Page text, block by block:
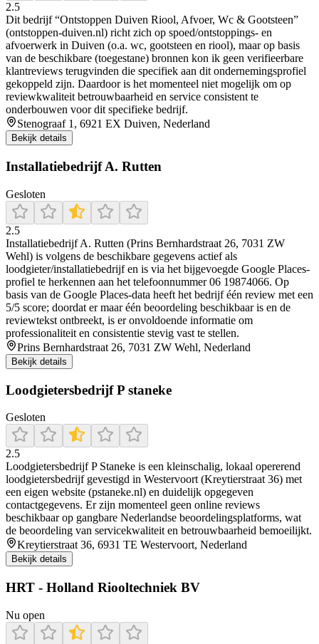
2.5
Dit bedrijf “Ontstoppen Duiven Riool, Afvoer, Wc & Gootsteen”
(ontstoppen-duiven.nl) richt zich op spoed/ontstoppings- en
afvoerwerk in Duiven (o.a. wc, gootsteen en riool), maar op basis
van de beschikbare (toegestane) bronnen kon ik geen verifieerbare
klantreviews terugvinden die specifiek aan dit ondernemingsprofiel
gekoppeld zijn. Daardoor is het momenteel niet mogelijk om op
reviewkwaliteit betrouwbaarheid en service consistent te
onderbouwen voor dit specifieke bedrijf.
Stenograaf 1, 6921 EX Duiven, Nederland
Bekijk details
Installatiebedrijf A. Rutten
Gesloten
2.5
Installatiebedrijf A. Rutten (Prins Bernhardstraat 26, 7031 ZW
Wehl) is volgens de beschikbare gegevens actief als
loodgieter/installatiebedrijf en is via het bijgevoegde Google Places-
profiel te herkennen aan het telefoonnummer 06 19874066. Op
basis van de Google Places-data heeft het bedrijf één review met een
5/5 score; doordat er maar één beoordeling beschikbaar is en de
reviewtekst ontbreekt, is er onvoldoende informatie om
professionaliteit en consistentie stevig vast te stellen.
Prins Bernhardstraat 26, 7031 ZW Wehl, Nederland
Bekijk details
Loodgietersbedrijf P staneke
Gesloten
2.5
Loodgietersbedrijf P Staneke is een kleinschalig, lokaal opererend
loodgietersbedrijf gevestigd in Westervoort (Kreytierstraat 36) met
een eigen website (pstaneke.nl) en duidelijk opgegeven
contactgegevens. Er zijn momenteel geen online reviews
beschikbaar op gangbare Nederlandse beoordelingsplatforms, wat
de beoordeling van servicekwaliteit en betrouwbaarheid bemoeilijkt.
Kreytierstraat 36, 6931 TE Westervoort, Nederland
Bekijk details
HRT - Holland Riooltechniek BV
Nu open